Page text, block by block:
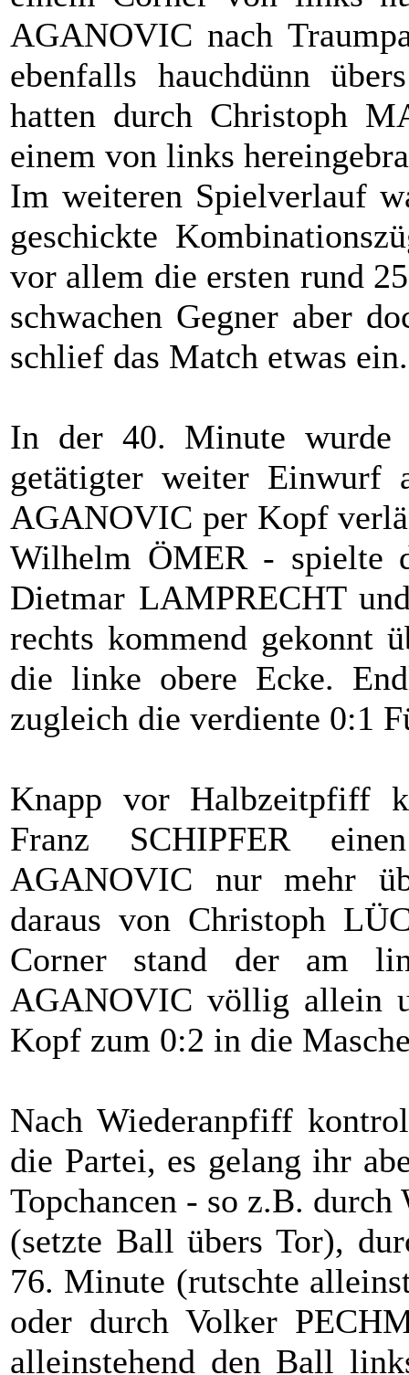
AGANOVIC nach
ebenfalls hauchdünn
hatten durch Christoph
einem von links
Im weiteren Spielverlauf
geschickte
vor allem die ersten rund
schwachen Gegner aber
schlief das Match etwas ein.
In der 40. Minute wurde
getätigter weiter Einwurf
AGANOVIC per Kopf
Wilhelm ÖMER - spielte
Dietmar LAMPRECHT
rechts kommend gekonnt
die linke obere Ecke.
zugleich die verdiente 0:1
Knapp vor Halbzeitpfiff
Franz SCHIPFER
AGANOVIC nur mehr
daraus von Christoph
Corner stand der am
AGANOVIC völlig allein
Kopf zum 0:2 in die
Nach Wiederanpfiff
die Partei, es gelang ihr
Topchancen - so z.B.
(setzte Ball übers Tor),
76. Minute (rutschte
oder durch Volker
alleinstehend den Ball